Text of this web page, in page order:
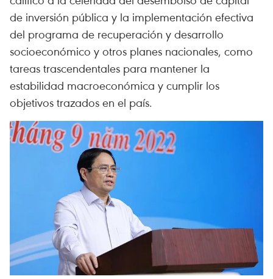
de inversión pública y la implementación efectiva
del programa de recuperación y desarrollo
socioeconómico y otros planes nacionales, como
tareas trascendentales para mantener la
estabilidad macroeconómica y cumplir los
objetivos trazados en el país.